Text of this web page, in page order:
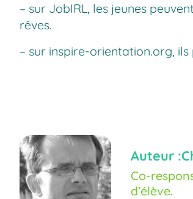
– sur JobIRL, les jeunes
rêves.
– sur inspire-orientation.org, ils
Auteur :
Co-
d’élève.